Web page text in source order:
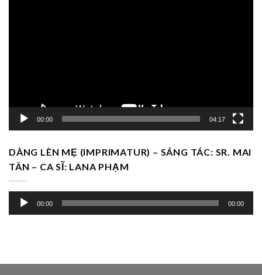
00:00 04:17
DÂNG LÊN MẸ (IMPRIMATUR) – SÁNG TÁC: SR. MAI
TÂN – CA SĨ: LANA PHẠM
Trình
chơi
00:00 00:00